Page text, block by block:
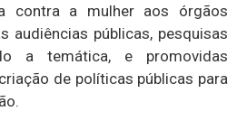
contra a mulher aos órgãos
audiências públicas, pesquisas
a temática, e promovidas
de políticas públicas para